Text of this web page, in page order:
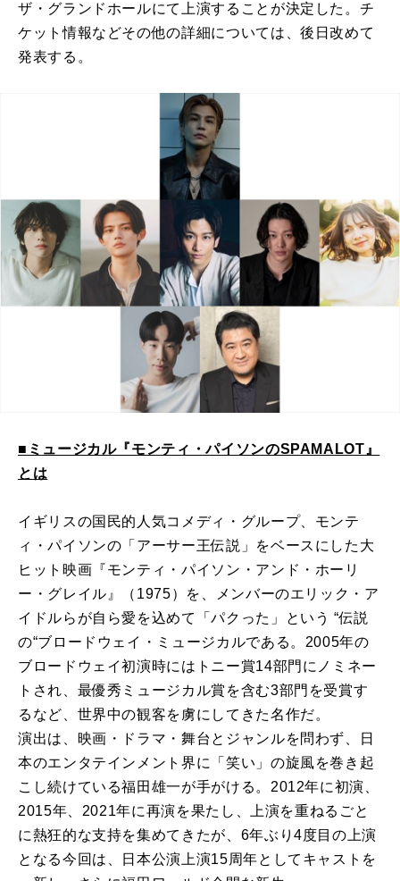
ザ・グランドホールにて上演することが決定した。チ
ケット情報などその他の詳細については、後日改めて
発表する。
■ミュージカル『モンティ・パイソンのSPAMALOT』
とは
イギリスの国民的人気コメディ・グループ、モンテ
ィ・パイソンの「アーサー王伝説」をベースにした大
ヒット映画『モンティ・パイソン・アンド・ホーリ
ー・グレイル』（1975）を、メンバーのエリック・ア
イドルらが自ら愛を込めて「パクった」という “伝説
の“ブロードウェイ・ミュージカルである。2005年の
ブロードウェイ初演時にはトニー賞14部門にノミネー
トされ、最優秀ミュージカル賞を含む3部門を受賞す
るなど、世界中の観客を虜にしてきた名作だ。
演出は、映画・ドラマ・舞台とジャンルを問わず、日
本のエンタテインメント界に「笑い」の旋風を巻き起
こし続けている福田雄一が手がける。2012年に初演、
2015年、2021年に再演を果たし、上演を重ねるごと
に熱狂的な支持を集めてきたが、6年ぶり4度目の上演
となる今回は、日本公演上演15周年としてキャストを